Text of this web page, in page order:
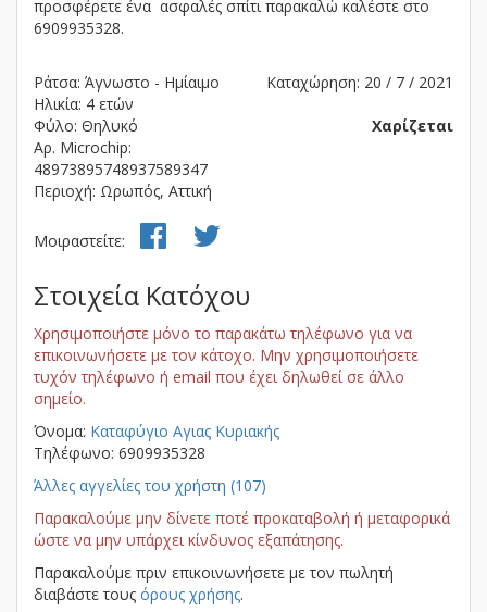
προσφέρετε ένα ασφαλές σπίτι παρακαλώ καλέστε στο
6909935328.
Ράτσα: Άγνωστο - Ημίαιμο
Ηλικία: 4 ετών
Φύλο: Θηλυκό
Αρ. Microchip:
48973895748937589347
Περιοχή: Ωρωπός, Αττική
Καταχώρηση: 20 / 7 / 2021
Χαρίζεται
Μοιραστείτε:
Στοιχεία Κατόχου
Χρησιμοποιήστε μόνο το παρακάτω τηλέφωνο για να
επικοινωνήσετε με τον κάτοχο. Μην χρησιμοποιήσετε
τυχόν τηλέφωνο ή email που έχει δηλωθεί σε άλλο
σημείο.
Όνομα: Kαταφύγιο Αγιας Κυριακής
Τηλέφωνο: 6909935328
Άλλες αγγελίες του χρήστη (107)
Παρακαλούμε μην δίνετε ποτέ προκαταβολή ή μεταφορικά
ώστε να μην υπάρχει κίνδυνος εξαπάτησης.
Παρακαλούμε πριν επικοινωνήσετε με τον πωλητή
διαβάστε τους όρους χρήσης.